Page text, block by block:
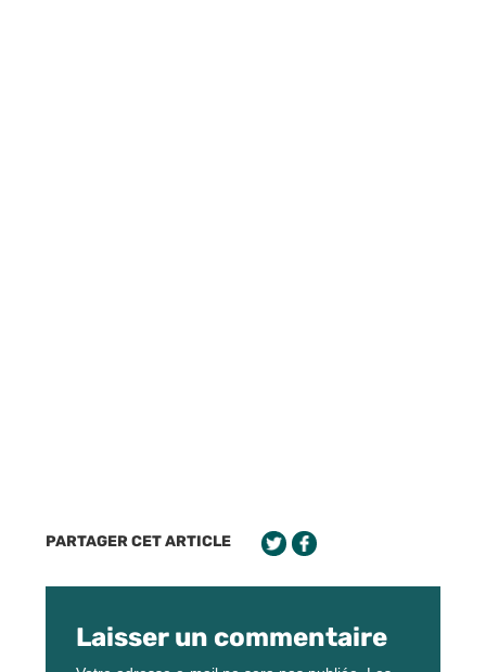
PARTAGER CET ARTICLE
Laisser un commentaire